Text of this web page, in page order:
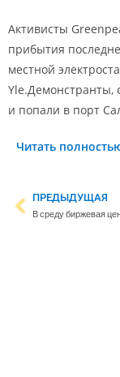
Активисты
прибытия
местной
Yle.Демонстранты,
и попали в порт
Читать
ПРЕДЫДУЩАЯ